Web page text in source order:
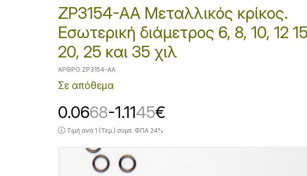
ZP3154-AA Μεταλλικός κρίκος.
Εσωτερική διάμετρος 6, 8, 10, 12
20, 25 και 35 χιλ
ΆΡΘΡΟ ZP3154-AA
Σε απόθεμα
0.0668-1.1145€
Τιμή ανά 1 (Τεμ.) συμπ. ΦΠΑ 24%